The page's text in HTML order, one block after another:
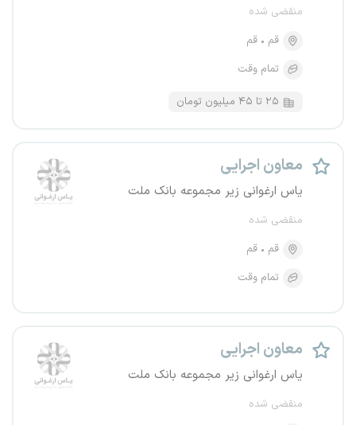
منقضی شده
قم
قم
تمام وقت
۲۵ تا ۴۵ میلیون تومان
معاون اجرایی
یاس ارغوانی زیر مجموعه بانک ملت
منقضی شده
قم
قم
تمام وقت
معاون اجرایی
یاس ارغوانی زیر مجموعه بانک ملت
منقضی شده